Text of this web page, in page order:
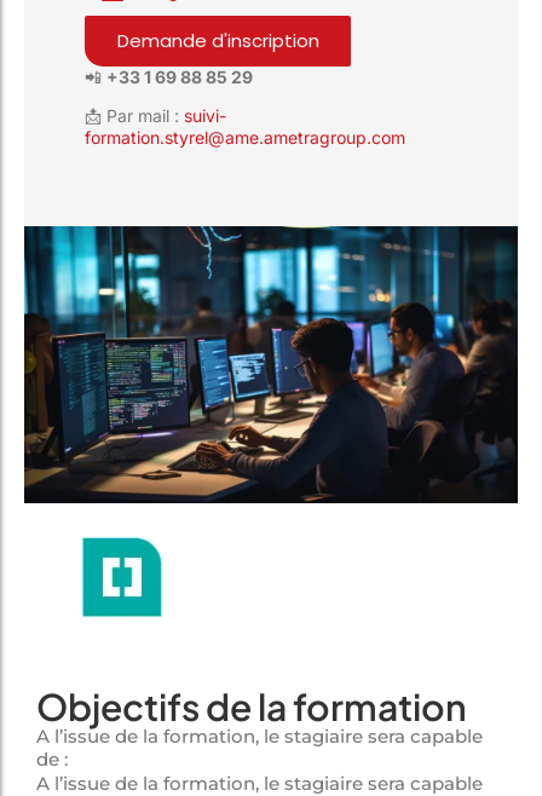
Demande d'inscription
📲 +33 1 69 88 85 29
📩 Par mail : suivi-
formation.styrel@ame.ametragroup.com
Objectifs de la formation
A l’issue de la formation, le stagiaire sera capable
de :
A l’issue de la formation, le stagiaire sera capable